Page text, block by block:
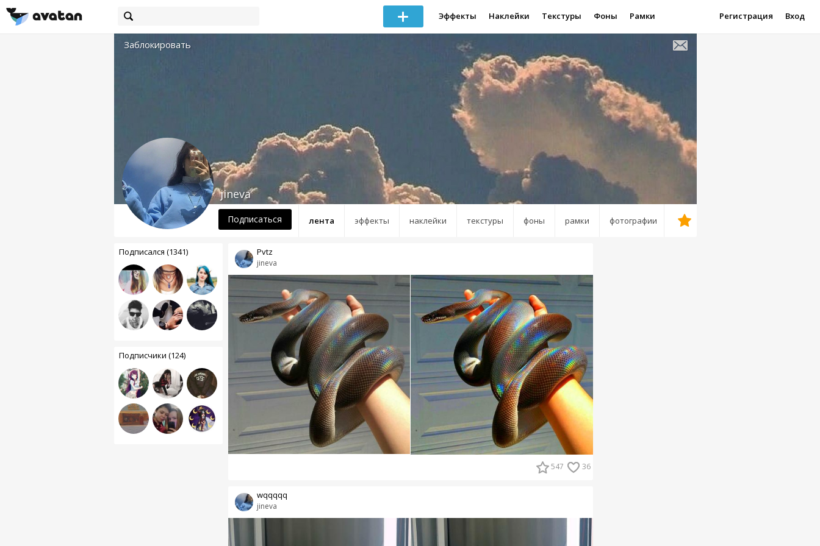
Эффекты Наклейки Текстуры Фоны Рамки Регистрация Вход
Заблокировать
лента эффекты наклейки текстуры фоны рамки фотографии
jineva
Подписаться
Подписался (1341)
Подписчики (124)
jineva
Pvtz
547 36
jineva
wqqqqq